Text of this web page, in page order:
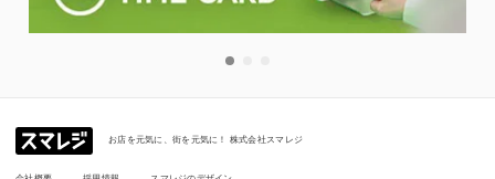
お店を元気に、街を元気に！ 株式会社スマレジ